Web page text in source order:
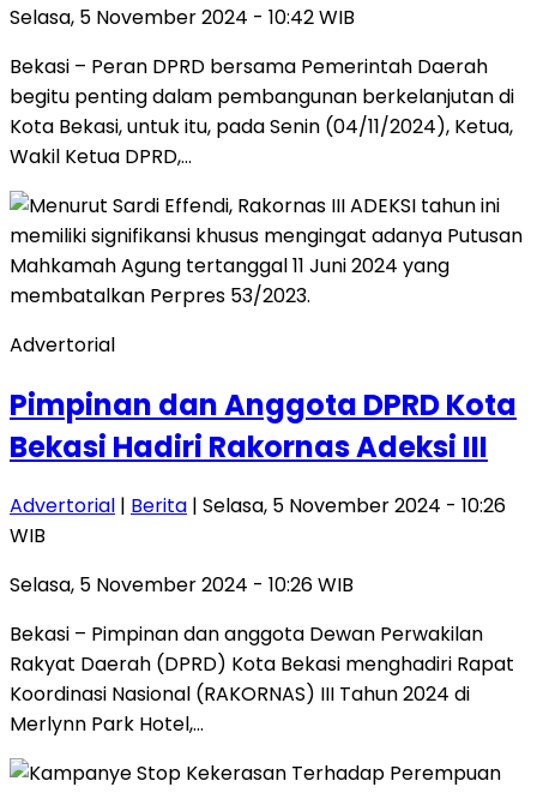
Selasa, 5 November 2024 - 10:42 WIB
Bekasi – Peran DPRD bersama Pemerintah Daerah
begitu penting dalam pembangunan berkelanjutan di
Kota Bekasi, untuk itu, pada Senin (04/11/2024), Ketua,
Wakil Ketua DPRD,…
Advertorial
Pimpinan dan Anggota DPRD Kota
Bekasi Hadiri Rakornas Adeksi III
Advertorial | Berita | Selasa, 5 November 2024 - 10:26
WIB
Selasa, 5 November 2024 - 10:26 WIB
Bekasi – Pimpinan dan anggota Dewan Perwakilan
Rakyat Daerah (DPRD) Kota Bekasi menghadiri Rapat
Koordinasi Nasional (RAKORNAS) III Tahun 2024 di
Merlynn Park Hotel,…